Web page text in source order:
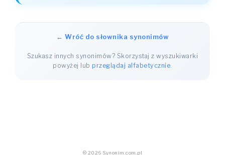
← Wróć do słownika synonimów
Szukasz innych synonimów? Skorzystaj z wyszukiwarki
powyżej lubprzeglądaj alfabetycznie
© 2026 Synonim.com.pl